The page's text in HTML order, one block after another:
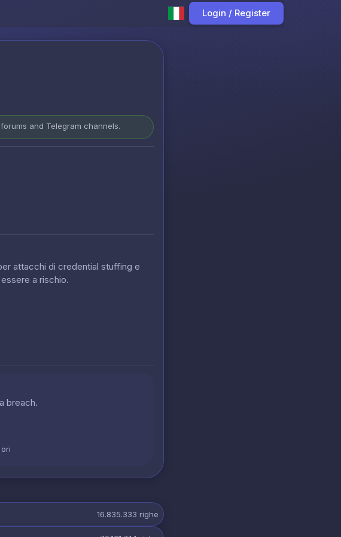
Login / Register
and Telegram channels.
attacchi di credential stuffing e
a rischio.
breach.
16.835.333 righe